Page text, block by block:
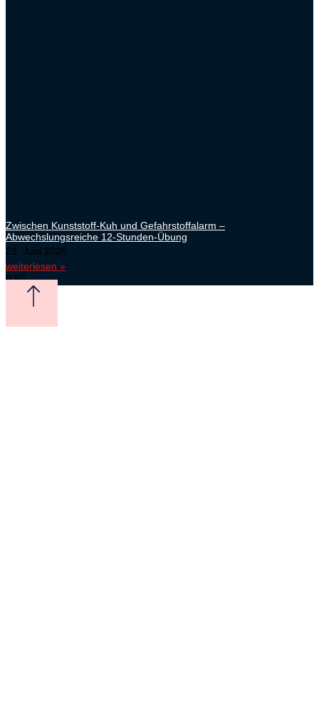
Zwischen Kunststoff-Kuh und Gefahrstoffalarm –
Abwechslungsreiche 12-Stunden-Übung
23. Juni 2026
weiterlesen »